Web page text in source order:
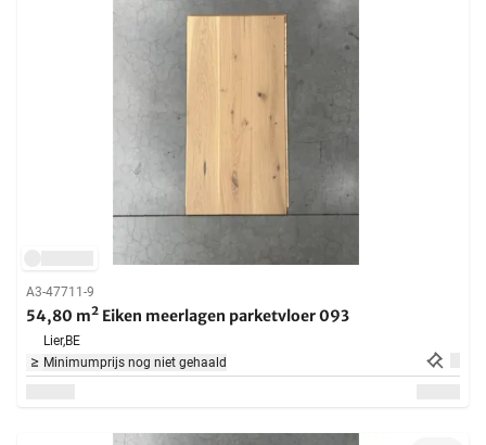
A3-47711-9
54,80 m² Eiken meerlagen parketvloer 093
Lier,BE
Minimumprijs nog niet gehaald